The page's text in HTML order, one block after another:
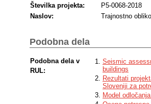
Številka projekta:
P5-0068-2018
Naslov:
Trajnostno
Podobna dela
Podobna dela v
RUL:
Seismic
buildings
Rezultati
Sloveniji za
Model